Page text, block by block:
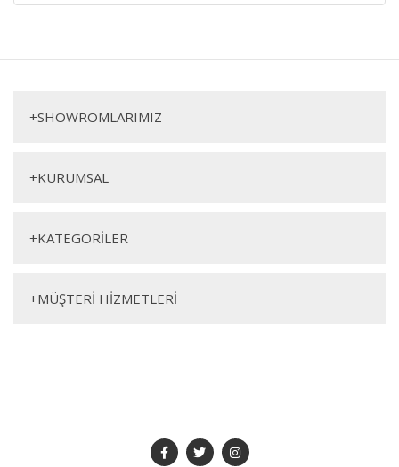
+SHOWROMLARIMIZ
+KURUMSAL
+KATEGORİLER
+MÜŞTERİ HİZMETLERİ